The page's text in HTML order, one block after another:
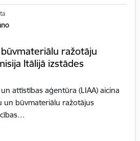
ražotāju
Itālijā izstādes
attīstības aģentūra (LIAA) aicina
un būvmateriālu ražotājus